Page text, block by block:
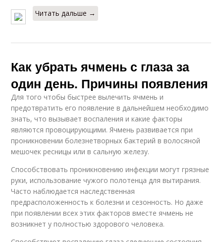
Читать дальше →
Как убрать ячмень с глаза за
один день. Причины появления
Для того чтобы быстрее вылечить ячмень и
предотвратить его появление в дальнейшем необходимо
знать, что вызывает воспаления и какие факторы
являются провоцирующими. Ячмень развивается при
проникновении болезнетворных бактерий в волосяной
мешочек ресницы или в сальную железу.
Способствовать проникновению инфекции могут грязные
руки, использование чужого полотенца для вытирания.
Часто наблюдается наследственная
предрасположенность к болезни и сезонность. Но даже
при появлении всех этих факторов вместе ячмень не
возникнет у полностью здорового человека.